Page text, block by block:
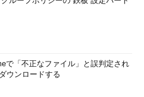
になる。この記事を読みながらチ
トエディタの置換を使うといいだ
JVV NBphDI,
で「不正なファイル」と誤判定され
ウンロードする